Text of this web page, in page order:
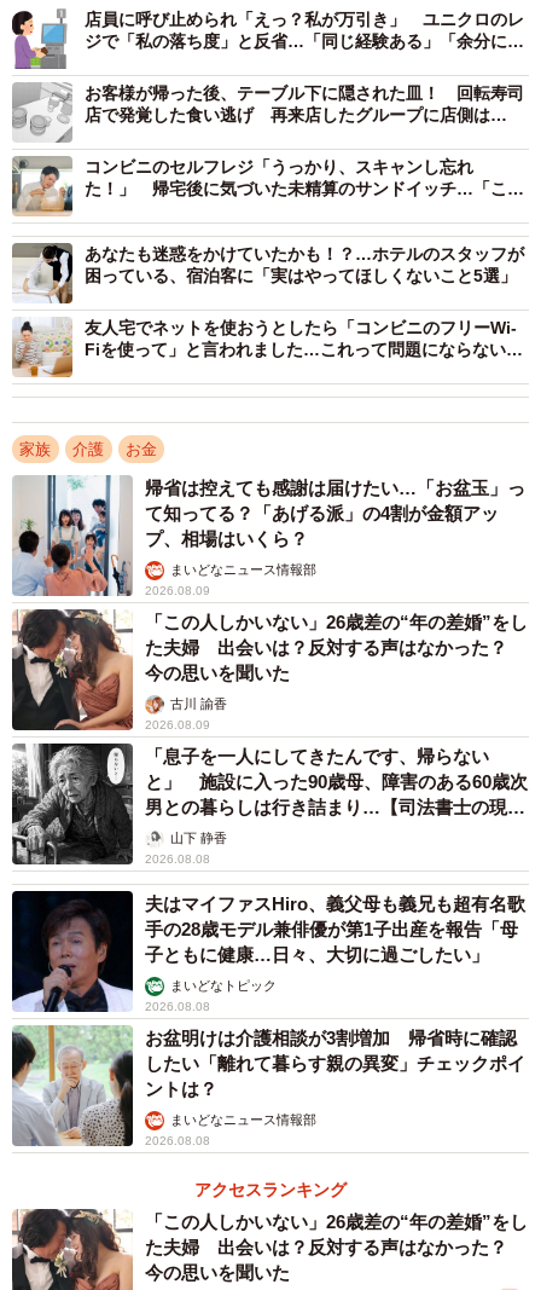
2/3
父親の通帳に記載された“謎”の引き落としを調査したという投稿がXで話
題に（photoACより「craftbeermania」さん撮影、イメージ画像）
引き落とし元を調査したら…対応にびっくり！
「父（認知症）とともにド◯モショップへ。
【１回目】
バイトっぽい人が『分かりません。金額的にタブレットじ
ゃないですかね？』
『ぷ◯らに聞いてください』と電話番号を渡される。
かけたら機械の声で『承りできません』→ガチャ切り。絶
対に人間と話せない構造。
【２回目】
ファミリーグループに入っているので代表者が本人確認の
うえ、家の近くの店舗で名寄せ依頼してください。店長が
いたらできますから
代表者は…夫だった（そういえば昔、家族全員をファミリ
ーグループにしてた）」
「【３回目】
会社帰りの夫と自宅の近くのショップに行く。『これはタ
ブレットではないと思います。タブレットなら6円の端数が
つくはず。プロバイダっぽいけど…分からない』
『じゃあ名寄せをしてくれますか？』
『それは契約者（父）の近くのショップでやってください
よ、何か番号を持っていけばわかるはずですから』
再びボールを実家の近くのショップに投げ返した。
『めんどくさい』と顔に書いてある。1円の特にもならない
仕事したくないんだろう。
（めんどくさいのはわかる。でもね、ド◯モの名前が通帳
に書いてあるんです。それを解約したいだけなんです。な
ぜできないの？）
仕方なく父を連れて実家近くのド◯モショップへ行った」
『ええ？名寄せしてもらえなかったんですか？うちじゃ分
かりませんよ』
店員に呼び止められ「えっ？私が万引き」 ユニクロのレ
ジで「私の落ち度」と反省…「同じ経験ある」「余分に計
お客様が帰った後、テーブル下に隠された皿！ 回転寿司
店で発覚した食い逃げ 再来店したグループに店側は…
コンビニのセルフレジ「うっかり、スキャンし忘れ
た！」 帰宅後に気づいた未精算のサンドイッチ…「これ
あなたも迷惑をかけていたかも！？…ホテルのスタッフが
困っている、宿泊客に「実はやってほしくないこと5選」
友人宅でネットを使おうとしたら「コンビニのフリーWi-
Fiを使って」と言われました…これって問題にならない
家族 介護 お金
帰省は控えても感謝は届けたい…「お盆玉」っ
て知ってる？「あげる派」の4割が金額アッ
プ、相場はいくら？
まいどなニュース情報部
2026.08.09
「この人しかいない」26歳差の“年の差婚”をし
た夫婦 出会いは？反対する声はなかった？
今の思いを聞いた
古川 諭香
2026.08.09
「息子を一人にしてきたんです、帰らない
と」 施設に入った90歳母、障害のある60歳次
男との暮らしは行き詰まり…【司法書士の現場
から】山下 静香
2026.08.08
夫はマイファスHiro、義父母も義兄も超有名歌
手の28歳モデル兼俳優が第1子出産を報告「母
子ともに健康…日々、大切に過ごしたい」
まいどなトピック
2026.08.08
お盆明けは介護相談が3割増加 帰省時に確認
したい「離れて暮らす親の異変」チェックポイ
ントは？
まいどなニュース情報部
2026.08.08
アクセスランキング
「この人しかいない」26歳差の“年の差婚”をし
た夫婦 出会いは？反対する声はなかった？
今の思いを聞いた